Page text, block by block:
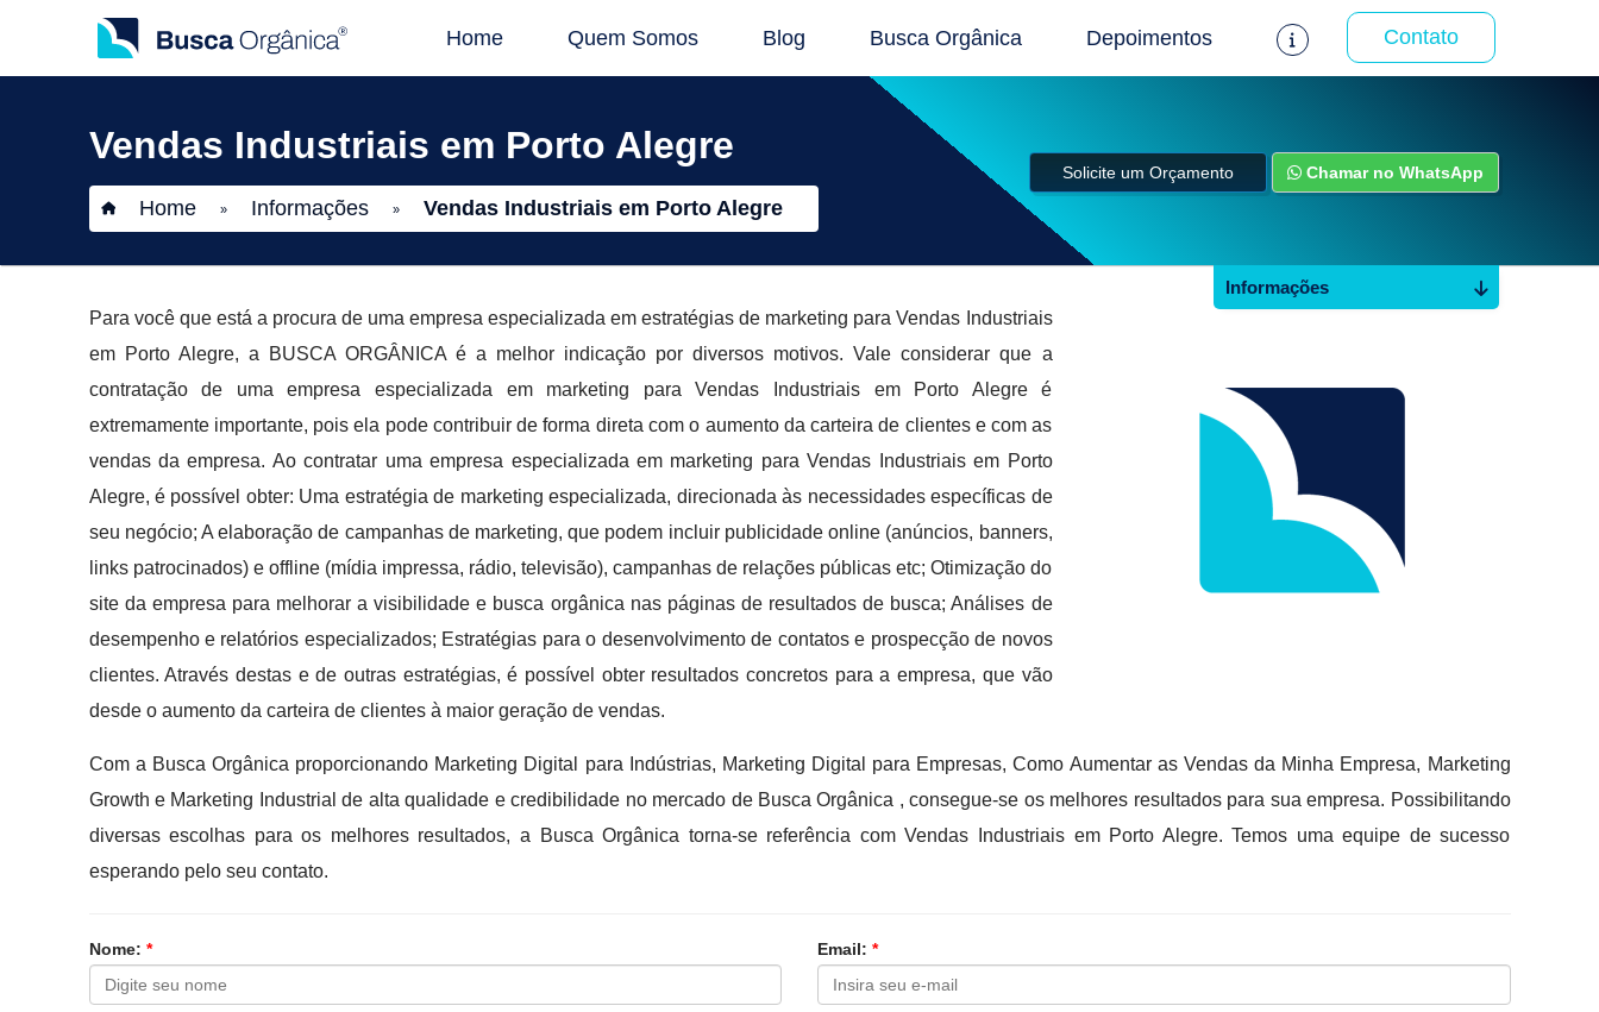
Home Quem Somos Blog Busca Orgânica Depoimentos Contato
Vendas Industriais em Porto Alegre
Home » Informações » Vendas Industriais em Porto Alegre
Solicite um Orçamento Chamar no WhatsApp
Para você que está a procura de uma empresa especializada em estratégias de marketing para Vendas Industriais
em Porto Alegre, a BUSCA ORGÂNICA é a melhor indicação por diversos motivos. Vale considerar que a
contratação de uma empresa especializada em marketing para Vendas Industriais em Porto Alegre é
extremamente importante, pois ela pode contribuir de forma direta com o aumento da carteira de clientes e com as
vendas da empresa. Ao contratar uma empresa especializada em marketing para Vendas Industriais em Porto
Alegre, é possível obter: Uma estratégia de marketing especializada, direcionada às necessidades específicas de
seu negócio; A elaboração de campanhas de marketing, que podem incluir publicidade online (anúncios, banners,
links patrocinados) e offline (mídia impressa, rádio, televisão), campanhas de relações públicas etc; Otimização do
site da empresa para melhorar a visibilidade e busca orgânica nas páginas de resultados de busca; Análises de
desempenho e relatórios especializados; Estratégias para o desenvolvimento de contatos e prospecção de novos
clientes. Através destas e de outras estratégias, é possível obter resultados concretos para a empresa, que vão
desde o aumento da carteira de clientes à maior geração de vendas.
Com a Busca Orgânica proporcionando Marketing Digital para Indústrias, Marketing Digital para Empresas, Como Aumentar as Vendas da Minha Empresa, Marketing
Growth e Marketing Industrial de alta qualidade e credibilidade no mercado de Busca Orgânica , consegue-se os melhores resultados para sua empresa. Possibilitando
diversas escolhas para os melhores resultados, a Busca Orgânica torna-se referência com Vendas Industriais em Porto Alegre. Temos uma equipe de sucesso
esperando pelo seu contato.
Nome: * Email: *
Informações